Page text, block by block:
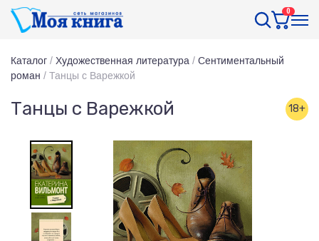
0
Каталог / Художественная литература / Сентиментальный
роман / Танцы с Варежкой
Танцы с Варежкой 18+